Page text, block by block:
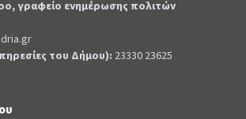
γραφείο ενημέρωσης πολιτών
του Δήμου): 23330 23625